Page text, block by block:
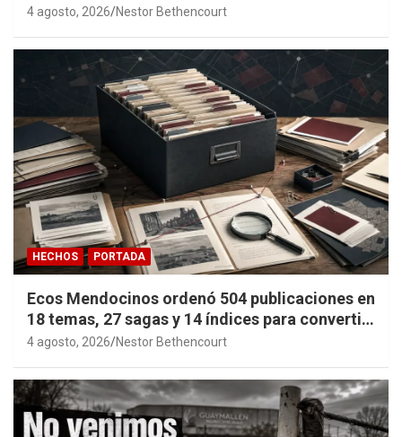
4 agosto, 2026 Nestor Bethencourt
HECHOS PORTADA
Ecos Mendocinos ordenó 504 publicaciones en
18 temas, 27 sagas y 14 índices para convertir
años de investigación en memoria pública
4 agosto, 2026 Nestor Bethencourt